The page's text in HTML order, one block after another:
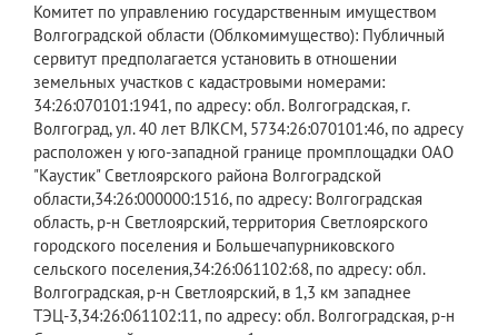
​Комитет по управлению государственным имуществом
Волгоградской области (Облкомимущество): Публичный
сервитут предполагается установить в отношении
земельных участков с кадастровыми номерами:
34:26:070101:1941, по адресу: обл. Волгоградская, г.
Волгоград, ул. 40 лет ВЛКСМ, 5734:26:070101:46, по адресу
расположен у юго-западной границе промплощадки ОАО
"Каустик" Светлоярского района Волгоградской
области,34:26:000000:1516, по адресу: Волгоградская
область, р-н Светлоярский, территория Светлоярского
городского поселения и Большечапурниковского
сельского поселения,34:26:061102:68, по адресу: обл.
Волгоградская, р-н Светлоярский, в 1,3 км западнее
ТЭЦ-3,34:26:061102:11, по адресу: обл. Волгоградская, р-н